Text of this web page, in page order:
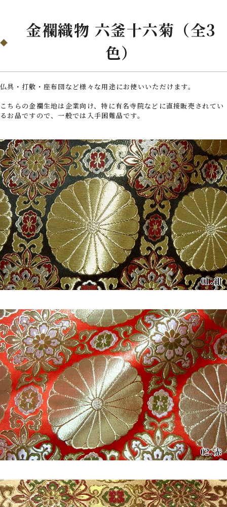
金襴織物 六釜十六菊（全3
色）
仏具・打敷・座布団など様々な用途にお使いいただけます。
こちらの金襴生地は企業向け、特に有名寺院などに直接販売されてい
るお品ですので、一般では入手困難品です。